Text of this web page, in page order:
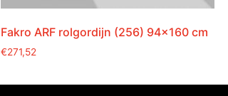
Fakro ARF rolgordijn (256) 94×160 cm
€271,52